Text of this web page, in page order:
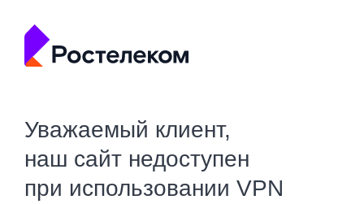
Уважаемый клиент,
наш сайт недоступен
при использовании VPN